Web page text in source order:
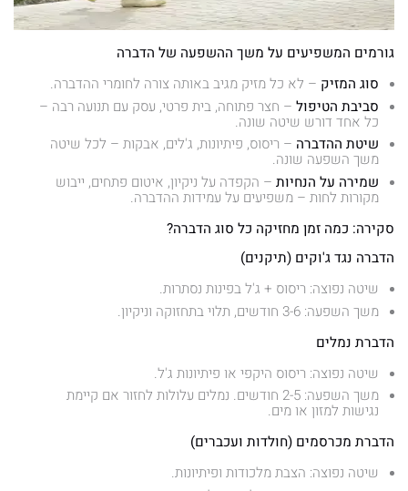
גורמים המשפיעים על משך ההשפעה של הדברה
סוג המזיק – לא כל מזיק מגיב באותה צורה לחומרי ההדברה.
סביבת הטיפול – חצר פתוחה, בית פרטי, עסק עם תנועה רבה –
כל אחד דורש שיטה שונה.
שיטת ההדברה – ריסוס, פיתיונות, ג'לים, אבקות – לכל שיטה
משך השפעה שונה.
שמירה על הנחיות – הקפדה על ניקיון, איטום פתחים, ייבוש
מקורות לחות – משפיעים על עמידות ההדברה.
סקירה: כמה זמן מחזיקה כל סוג הדברה?
הדברה נגד ג'וקים (תיקנים)
שיטה נפוצה: ריסוס + ג'ל בפינות נסתרות.
משך השפעה: 3-6 חודשים, תלוי בתחזוקה וניקיון.
הדברת נמלים
שיטה נפוצה: ריסוס היקפי או פיתיונות ג'ל.
משך השפעה: 2-5 חודשים. נמלים עלולות לחזור אם קיימת
נגישות למזון או מים.
הדברת מכרסמים (חולדות ועכברים)
שיטה נפוצה: הצבת מלכודות ופיתיונות.